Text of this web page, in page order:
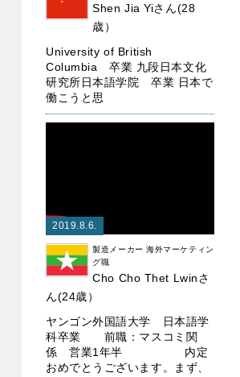
Shen Jia Yiさん(28
歳）
University of British
Columbia 卒業 九段日本文化
研究所日本語学院 卒業 日本で
働こうと思
2019.8.6.
製造メーカー 海外マーケティン
グ職
Cho Cho Thet Lwinさ
ん(24歳）
ヤンゴン外国語大学 日本語学
科卒業 前職：マスコミ関
係 営業1年半 内定
おめでとうございます。まず、